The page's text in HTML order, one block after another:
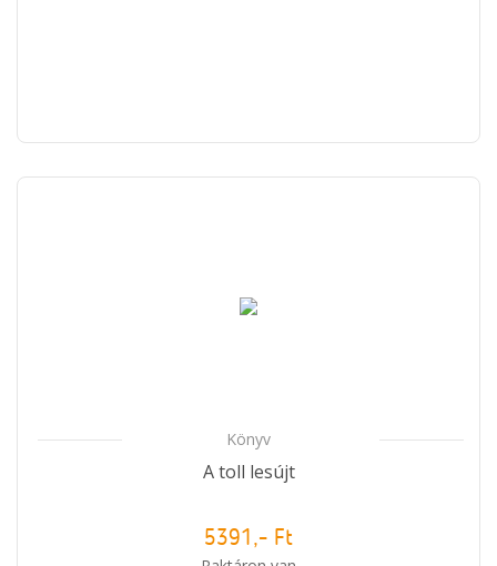
Könyv
A toll lesújt
5391,- Ft